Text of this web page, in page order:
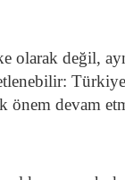
olarak değil,
önem devam